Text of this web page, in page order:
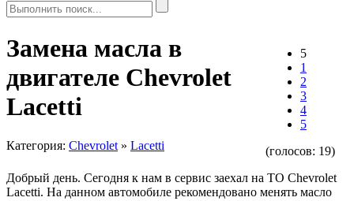
5
1
2
3
4
5
(голосов: 19)
Замена масла в
двигателе Chevrolet
Lacetti
Категория: Chevrolet » Lacetti
Добрый день. Сегодня к нам в сервис заехал на ТО Chevrolet
Lacetti. На данном автомобиле рекомендовано менять масло